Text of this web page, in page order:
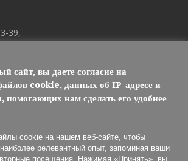
39,
45
сайт, вы даете согласие на
cookie, данных об IP-адресе и
помогающих нам сделать его удобнее
cookie на нашем веб-сайте, чтобы
релевантный опыт, запоминая ваши
посещения. Нажимая «Принять», вы